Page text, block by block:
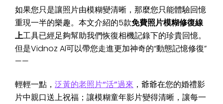
如果您只是讓照片由模糊變清晰，那麼您只能體驗回憶
重現一半的樂趣。本文介紹的5款免費照片模糊修復線
上工具已經足夠幫助我們恢復相機記錄下的珍貴回憶。
但是Vidnoz AI可以帶您走進更加神奇的“動態記憶修復”
——
輕輕一點， 泛黃的老照片“活”過來 ，爺爺在您的婚禮影
片中親口送上祝福；讓模糊童年影片變得清晰，讓每一